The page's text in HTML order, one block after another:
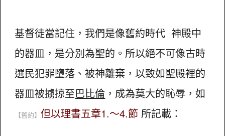
基督徒當記住，我們是像舊約時代 神殿中
的器皿，是分別為聖的。所以絕不可像古時
選民犯罪墮落、被神離棄，以致如聖殿裡的
器皿被擄掠至巴比倫 ，成為莫大的恥辱，如
【舊約】但以理書五章1.～4.節 所記載：